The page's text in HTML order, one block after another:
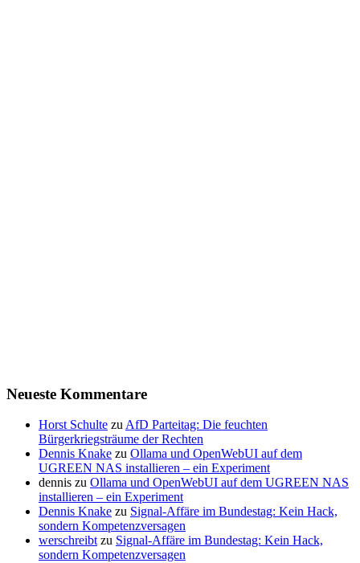
Neueste Kommentare
Horst Schulte zuAfD Parteitag: Die feuchten
Bürgerkriegsträume der Rechten
Dennis Knake zu Ollama und OpenWebUI auf dem
UGREEN NAS installieren – ein Experiment
dennis zu Ollama und OpenWebUI auf dem UGREEN NAS
installieren – ein Experiment
Dennis Knake zu Signal-Affäre im Bundestag: Kein Hack,
sondern Kompetenzversagen
werschreibtzu Signal-Affäre im Bundestag: Kein Hack,
sondern Kompetenzversagen